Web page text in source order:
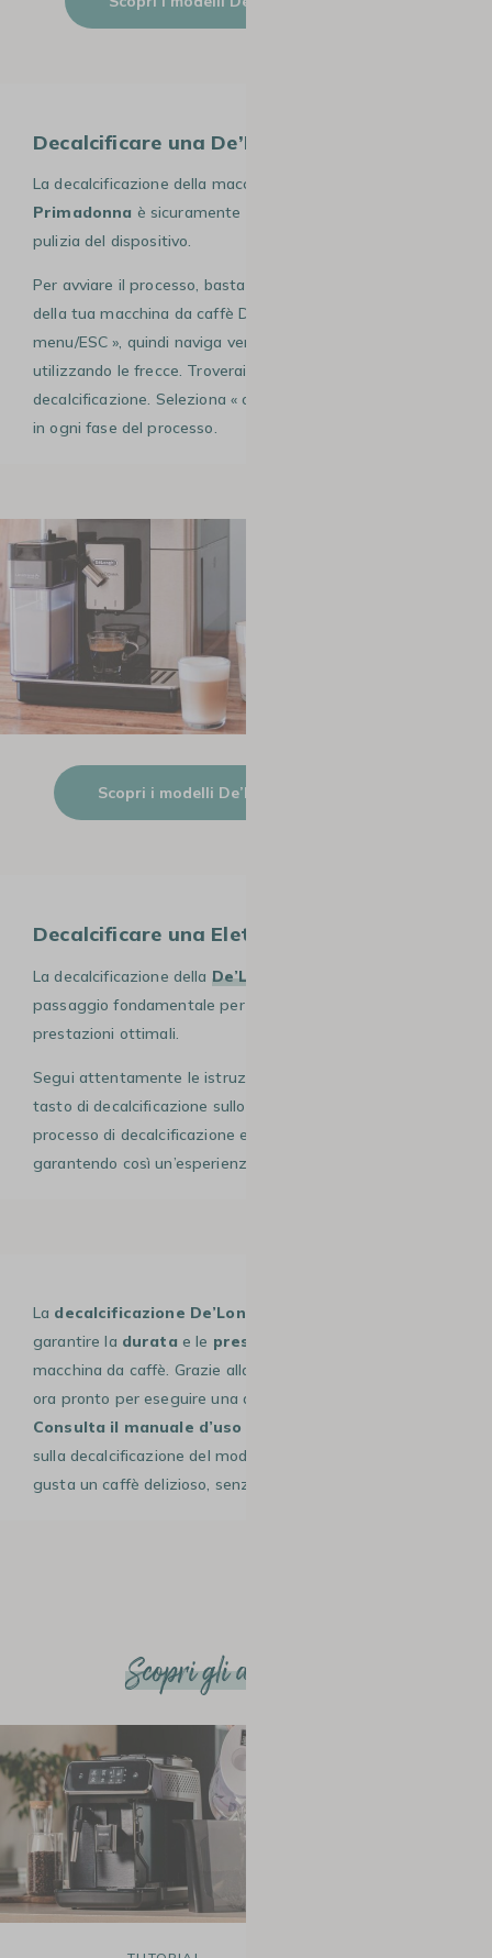
Decalcificare una De’Longhi Primadonna
La decalcificazione della macchina
Primadonna è sicuramente la fase più importante nella
pulizia del dispositivo.
Per avviare il processo, basta accedere alle varie funzioni
della tua macchina da caffè De’Longhi premendo il tasto «
menu/ESC », quindi naviga verso sinistra o verso destra
utilizzando le frecce. Troverai facilmente la funzione di
decalcificazione. Seleziona « ok » e la macchina ti guiderà
in ogni fase del processo.
Scopri i modelli De’Longhi Primadonna
Decalcificare una Eletta Explore
La decalcificazione della De’Longhi Eletta Explore
passaggio fondamentale per mantenere le sue
prestazioni ottimali.
Segui attentamente le istruzioni del manuale o premi il
tasto di decalcificazione sullo schermo tattile per un
processo di decalcificazione efficace e regolare,
garantendo così un’esperienza di caffè perfetta
La decalcificazione De’Longhi
garantire la duratae le prestazioni ottimali
macchina da caffè. Grazie alla nostra guida completa, sei
ora pronto per eseguire una decalcificazione efficace.
Consulta il manuale d’uso per istruzioni dettagliate
sulla decalcificazione del modello della tua macchina e
gusta un caffè delizioso, senza traccia di calcare!
Scopri gli altri articoli